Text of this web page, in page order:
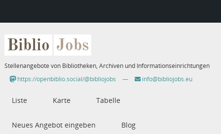
Biblio Jobs
Stellenangebote von Bibliotheken, Archiven und Informationseinrichtungen
https://openbiblio.social/@bibliojobs
— info@bibliojobs.eu
Liste Karte Tabelle
Neues Angebot eingeben Blog